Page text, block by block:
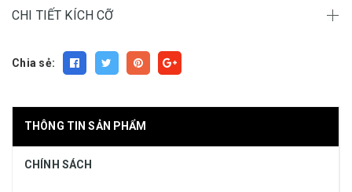
CHI TIẾT KÍCH CỠ
Chia sẻ:
THÔNG TIN SẢN PHẨM
CHÍNH SÁCH